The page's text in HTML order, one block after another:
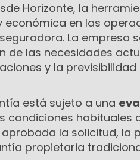
Horizonte, la
económica en las
La empresa
de las necesidades
y la
está sujeto a una
condiciones habituales
la solicitud, la
propietaria